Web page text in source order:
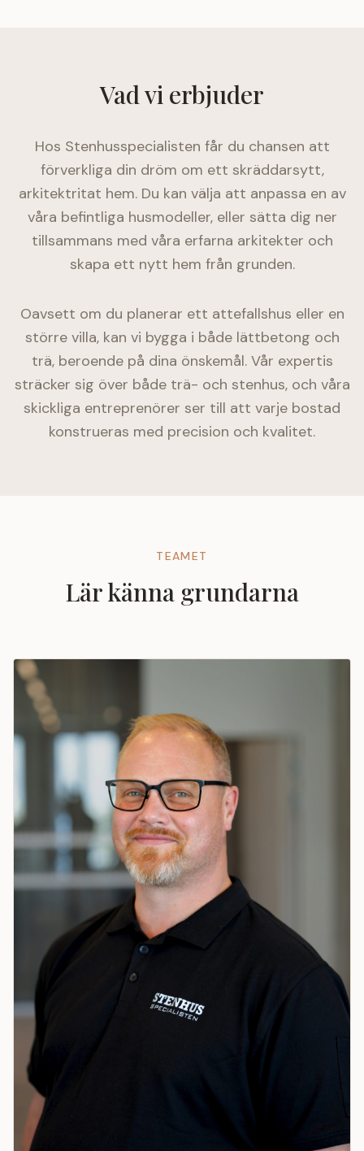
Vad vi erbjuder
Hos Stenhusspecialisten får du chansen att
förverkliga din dröm om ett skräddarsytt,
arkitektritat hem. Du kan välja att anpassa en av
våra befintliga husmodeller, eller sätta dig ner
tillsammans med våra erfarna arkitekter och
skapa ett nytt hem från grunden.
Oavsett om du planerar ett attefallshus eller en
större villa, kan vi bygga i både lättbetong och
trä, beroende på dina önskemål. Vår expertis
sträcker sig över både trä- och stenhus, och våra
skickliga entreprenörer ser till att varje bostad
konstrueras med precision och kvalitet.
TEAMET
Lär känna grundarna